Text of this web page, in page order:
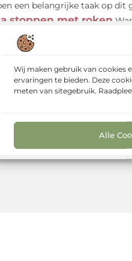
Wij maken gebruik van cookies
ervaringen te bieden. Deze
meten van sitegebruik.
Alle
een belangrijke taak op dit
stoppen met roken
met de verschillende